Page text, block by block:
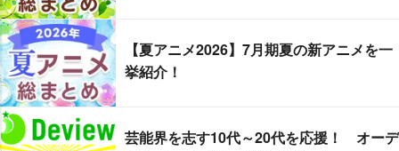
【夏アニメ2026】7月期夏の新アニメを一
挙紹介！
芸能界を志す10代～20代を応援！ オーデ